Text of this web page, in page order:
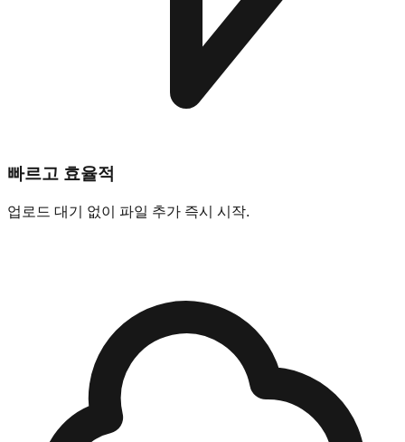
빠르고 효율적
업로드 대기 없이 파일 추가 즉시 시작.